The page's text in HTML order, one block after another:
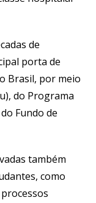
de
porta de
Brasil, por meio
do Programa
Fundo de
também
como